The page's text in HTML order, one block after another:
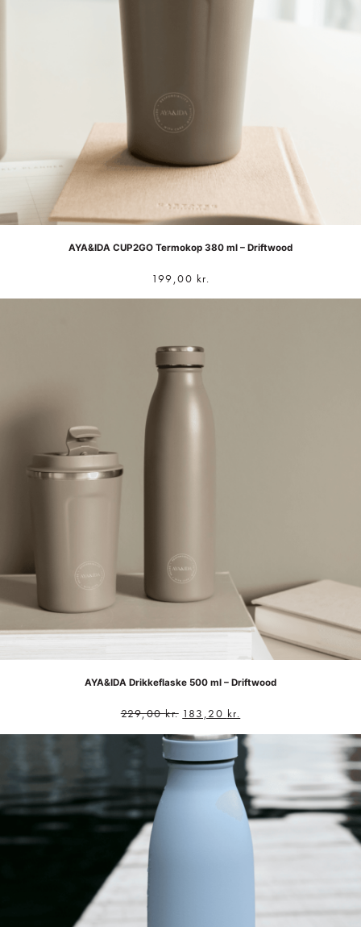
AYA&IDA CUP2GO Termokop 380 ml – Driftwood
199,00 kr.
AYA&IDA Drikkeflaske 500 ml – Driftwood
229,00kr. 183,20 kr.